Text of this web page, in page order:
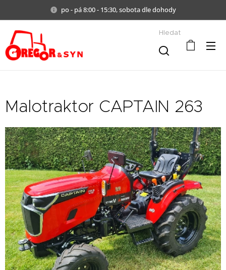
po - pá 8:00 - 15:30, sobota dle dohody
Hledat
Malotraktor CAPTAIN 263